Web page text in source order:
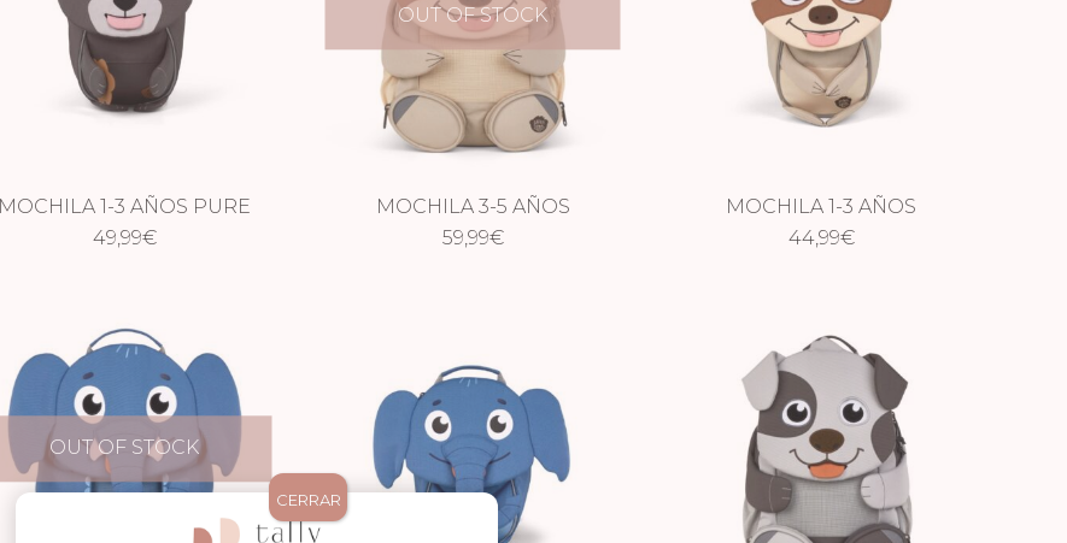
MOCHILA 1-3 AÑOS PURE
OSO
49,99€
OUT OF STOCK
MOCHILA 3-5 AÑOS
PEREZOSO
59,99€
MOCHILA 1-3 AÑOS
PEREZOSO
44,99€
OUT OF STOCK
CERRAR